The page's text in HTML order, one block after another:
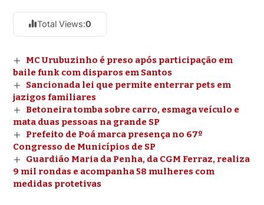
Total Views:0
MC Urubuzinho é preso após participação em
baile funk com disparos em Santos
Sancionada lei que permite enterrar pets em
jazigos familiares
Betoneira tomba sobre carro, esmaga veículo e
mata duas pessoas na grande SP
Prefeito de Poá marca presença no 67º
Congresso de Municípios de SP
Guardião Maria da Penha, da CGM Ferraz, realiza
9 mil rondas e acompanha 58 mulheres com
medidas protetivas